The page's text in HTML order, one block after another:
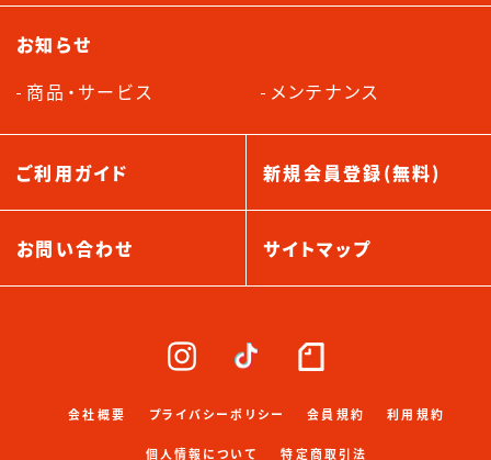
お知らせ
商品・サービス
メンテナンス
ご利用ガイド 新規会員登録(無料)
お問い合わせ サイトマップ
会社概要 プライバシーポリシー 会員規約 利用規約
個人情報について 特定商取引法